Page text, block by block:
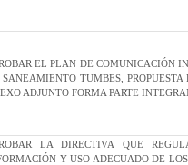
EL PLAN DE COMUNICACIÓN
SANEAMIENTO TUMBES,
ADJUNTO FORMA PARTE
LA DIRECTIVA QUE
Y USO ADECUADO DE